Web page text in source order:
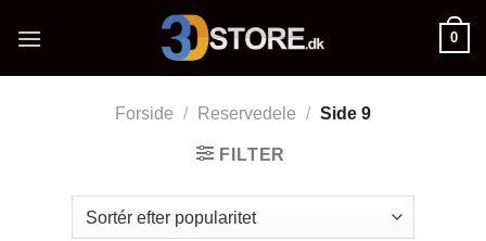
0
Forside / Reservedele / Side 9
FILTER